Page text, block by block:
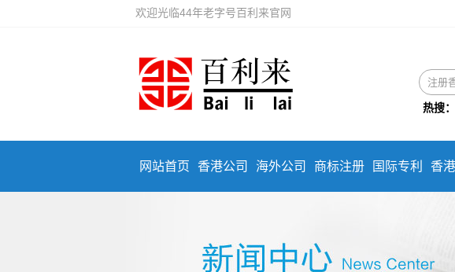
欢迎光临44年老字号百利来官网
热搜：
网站首页 香港公司 海外公司 商标注册 国际专利 香